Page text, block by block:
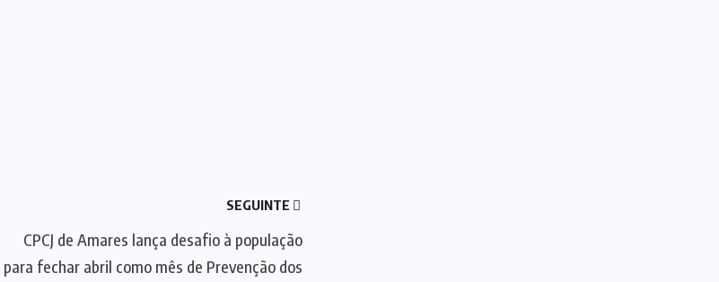
SEGUINTE
CPCJ de Amares lança desafio à população
para fechar abril como mês de Prevenção dos